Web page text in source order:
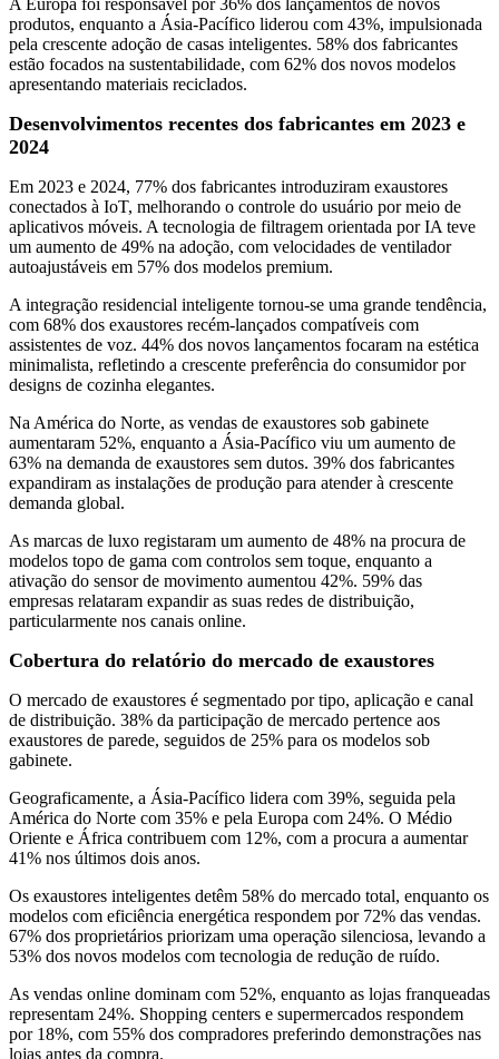
A Europa foi responsável por 36% dos lançamentos de novos
produtos, enquanto a Ásia-Pacífico liderou com 43%, impulsionada
pela crescente adoção de casas inteligentes. 58% dos fabricantes
estão focados na sustentabilidade, com 62% dos novos modelos
apresentando materiais reciclados.
Desenvolvimentos recentes dos fabricantes em 2023 e
2024
Em 2023 e 2024, 77% dos fabricantes introduziram exaustores
conectados à IoT, melhorando o controle do usuário por meio de
aplicativos móveis. A tecnologia de filtragem orientada por IA teve
um aumento de 49% na adoção, com velocidades de ventilador
autoajustáveis ​​em 57% dos modelos premium.
A integração residencial inteligente tornou-se uma grande tendência,
com 68% dos exaustores recém-lançados compatíveis com
assistentes de voz. 44% dos novos lançamentos focaram na estética
minimalista, refletindo a crescente preferência do consumidor por
designs de cozinha elegantes.
Na América do Norte, as vendas de exaustores sob gabinete
aumentaram 52%, enquanto a Ásia-Pacífico viu um aumento de
63% na demanda de exaustores sem dutos. 39% dos fabricantes
expandiram as instalações de produção para atender à crescente
demanda global.
As marcas de luxo registaram um aumento de 48% na procura de
modelos topo de gama com controlos sem toque, enquanto a
ativação do sensor de movimento aumentou 42%. 59% das
empresas relataram expandir as suas redes de distribuição,
particularmente nos canais online.
Cobertura do relatório do mercado de exaustores
O mercado de exaustores é segmentado por tipo, aplicação e canal
de distribuição. 38% da participação de mercado pertence aos
exaustores de parede, seguidos de 25% para os modelos sob
gabinete.
Geograficamente, a Ásia-Pacífico lidera com 39%, seguida pela
América do Norte com 35% e pela Europa com 24%. O Médio
Oriente e África contribuem com 12%, com a procura a aumentar
41% nos últimos dois anos.
Os exaustores inteligentes detêm 58% do mercado total, enquanto os
modelos com eficiência energética respondem por 72% das vendas.
67% dos proprietários priorizam uma operação silenciosa, levando a
53% dos novos modelos com tecnologia de redução de ruído.
As vendas online dominam com 52%, enquanto as lojas franqueadas
representam 24%. Shopping centers e supermercados respondem
por 18%, com 55% dos compradores preferindo demonstrações nas
lojas antes da compra.